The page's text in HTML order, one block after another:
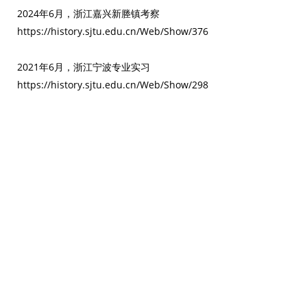
2024年6月，浙江嘉兴新塍镇考察
https://history.sjtu.edu.cn/Web/Show/376
2021年6月，浙江宁波专业实习
https://history.sjtu.edu.cn/Web/Show/298